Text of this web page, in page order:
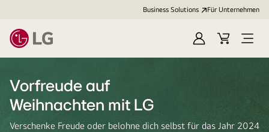
Business Solutions Für Unternehmen
Anmelden
Cart
Open
Menu
Vorfreude auf
Weihnachten mit LG
Verschenke Freude oder belohne dich selbst für das Jahr 2024